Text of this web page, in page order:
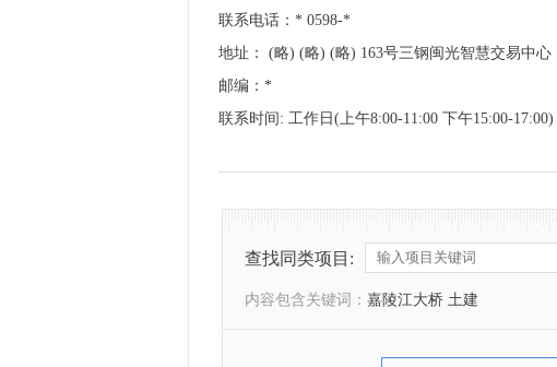
联系电话：* 0598-*
地址： (略) (略) (略) 163号三钢闽光智慧交易中心
邮编：*
联系时间: 工作日(上午8:00-11:00 下午15:00-17:00)
查找同类项目:
内容包含关键词： 嘉陵江大桥 土建